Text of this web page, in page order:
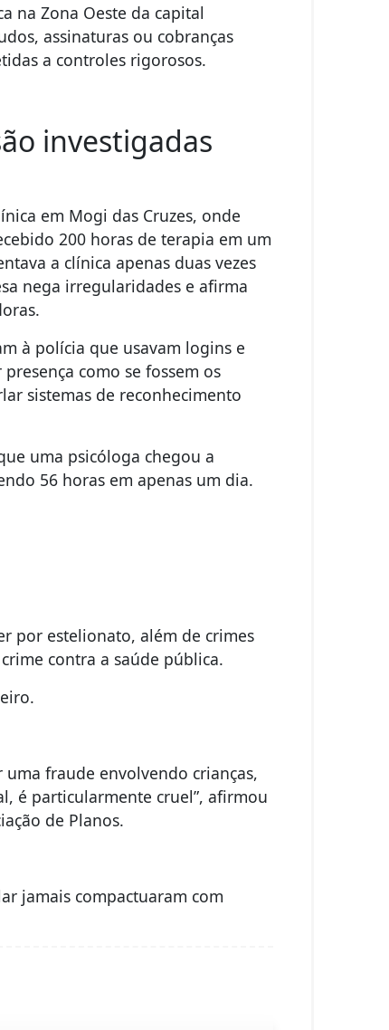
na Zona Oeste da capital
assinaturas ou cobranças
a controles rigorosos.
investigadas
em Mogi das Cruzes, onde
200 horas de terapia em um
a clínica apenas duas vezes
nega irregularidades e afirma
à polícia que usavam logins e
como se fossem os
sistemas de reconhecimento
uma psicóloga chegou a
56 horas em apenas um dia.
por estelionato, além de crimes
contra a saúde pública.
uma fraude envolvendo crianças,
é particularmente cruel”, afirmou
de Planos.
jamais compactuaram com